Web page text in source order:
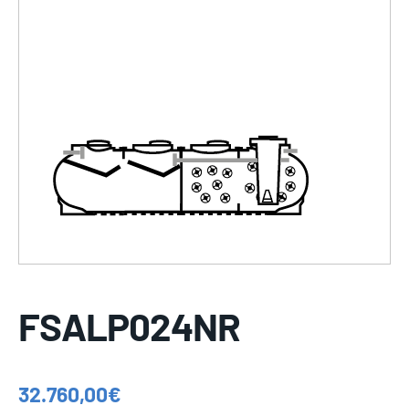
FSALP024NR
32.760,00€